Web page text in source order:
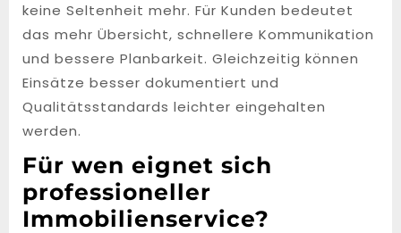
keine Seltenheit mehr. Für Kunden bedeutet
das mehr Übersicht, schnellere Kommunikation
und bessere Planbarkeit. Gleichzeitig können
Einsätze besser dokumentiert und
Qualitätsstandards leichter eingehalten
werden.
Für wen eignet sich
professioneller
Immobilienservice?